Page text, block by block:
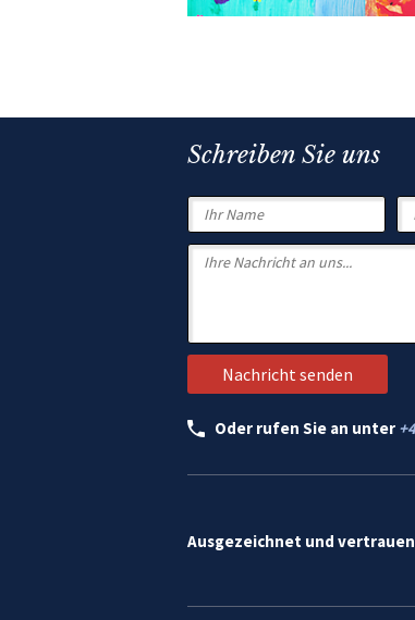
Schreiben Sie uns
Oder rufen Sie an unter
Ausgezeichnet und